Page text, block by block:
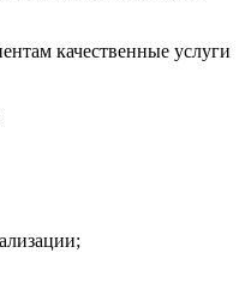
качественные услуги